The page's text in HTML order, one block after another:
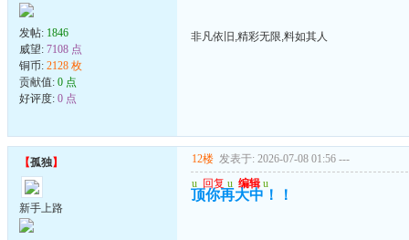
发帖: 1846
威望: 7108 点
铜币: 2128 枚
贡献值: 0 点
好评度: 0 点
非凡依旧,精彩无限,料如其人
【孤独】
新手上路
12楼 发表于: 2026-07-08 01:56 ---
u 回复 u 编辑 u
顶你再大中！！